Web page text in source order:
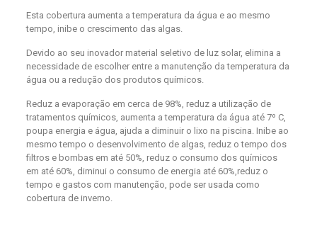
Esta cobertura aumenta a temperatura da água e ao mesmo
tempo, inibe o crescimento das algas.
Devido ao seu inovador material seletivo de luz solar, elimina a
necessidade de escolher entre a manutenção da temperatura da
água ou a redução dos produtos químicos.
Reduz a evaporação em cerca de 98%, reduz a utilização de
tratamentos químicos, aumenta a temperatura da água até 7º C,
poupa energia e água, ajuda a diminuir o lixo na piscina. Inibe ao
mesmo tempo o desenvolvimento de algas, reduz o tempo dos
filtros e bombas em até 50%, reduz o consumo dos químicos
em até 60%, diminui o consumo de energia até 60%,reduz o
tempo e gastos com manutenção, pode ser usada como
cobertura de inverno.